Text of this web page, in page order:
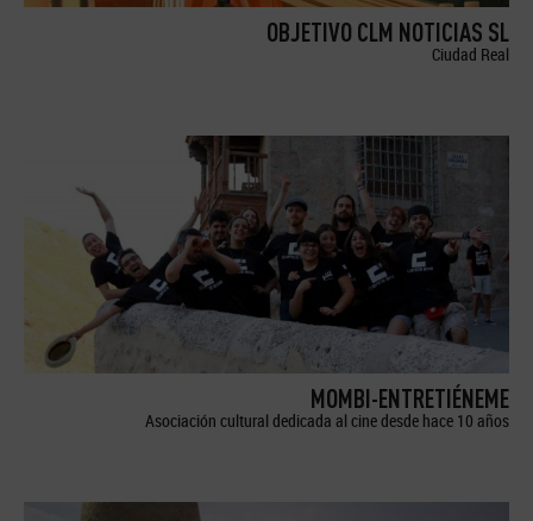
OBJETIVO CLM NOTICIAS SL
Ciudad Real
MOMBI-ENTRETIÉNEME
Asociación cultural dedicada al cine desde hace 10 años